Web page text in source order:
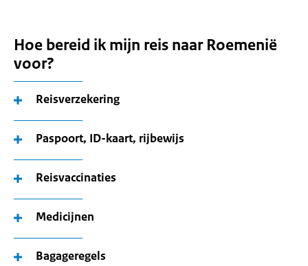
Hoe bereid ik mijn reis naar Roemenië
voor?
Reisverzekering
Paspoort, ID-kaart, rijbewijs
Reisvaccinaties
Medicijnen
Bagageregels